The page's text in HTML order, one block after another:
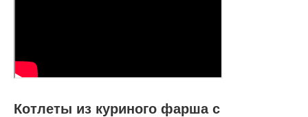
Котлеты из куриного фарша с